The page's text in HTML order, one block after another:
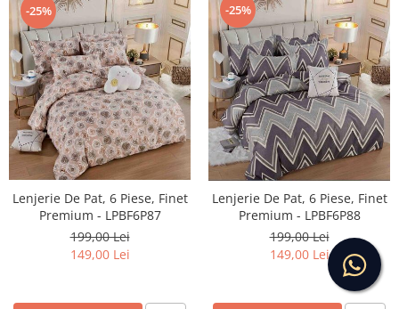
-25%
Lenjerie De Pat, 6 Piese, Finet
Premium - LPBF6P87
199,00 Lei
149,00 Lei
-25%
Lenjerie De Pat, 6 Piese, Finet
Premium - LPBF6P88
199,00 Lei
149,00 Lei